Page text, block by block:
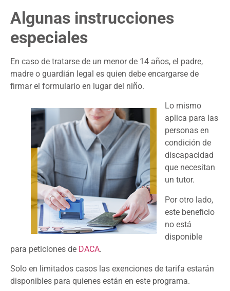
Algunas instrucciones
especiales
En caso de tratarse de un menor de 14 años, el padre,
madre o guardián legal es quien debe encargarse de
firmar el formulario en lugar del niño.
Lo mismo
aplica para las
personas en
condición de
discapacidad
que necesitan
un tutor.
Por otro lado,
este beneficio
no está
disponible
para peticiones de DACA.
Solo en limitados casos las exenciones de tarifa estarán
disponibles para quienes están en este programa.